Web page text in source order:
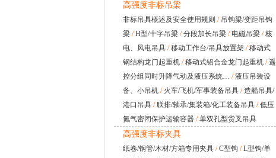
高强度非标吊梁
非标吊具概述及安全使用规则 / 吊钩梁/变距吊钩
梁 /H型/十字吊梁 /分段加长吊梁 / 电磁吊梁 /核
电、风电吊具 /移动工作台/吊具放置架 /移动式
钢结构龙门起重机 /移动式铝合金龙门起重机 /遥
控分组同时升降气动及液压系统… /液压吊装设
备、小吊机 / 火车/飞机/军事装备吊具 /造船吊具/
港口吊具 /联排/轴承/集装箱/化工装备吊具 /低压
氮气密闭保护运输容器 /单双孔型货叉吊具
高强度非标夹具
纸卷/钢管/木材/方箱专用夹具 /C型钩 /L型钩/单